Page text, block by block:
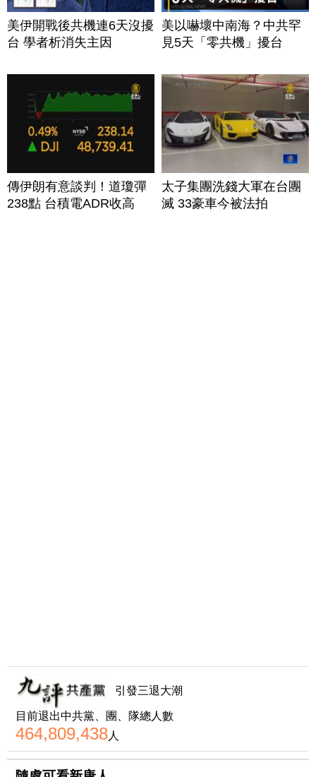
美伊開戰後共機連6天沒擾
台 學者析消失主因
美以嚇壞中南海？中共罕
見5天「零共機」擾台
傳伊朗有意談判！道瓊彈
238點 台積電ADR收高
太子集團洗錢大軍在台團
滅 33豪車今被法拍
引發三退大潮
目前退出中共黨、團、隊總人數
464,809,438人